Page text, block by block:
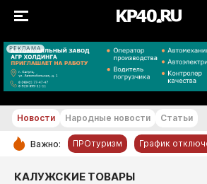
РЕКЛАМА
+22...+23
РУБРИКИ
Новости Народные новости Статьи
Важно: ПРОтуризм График
КАЛУЖСКИЕ ТОВАРЫ